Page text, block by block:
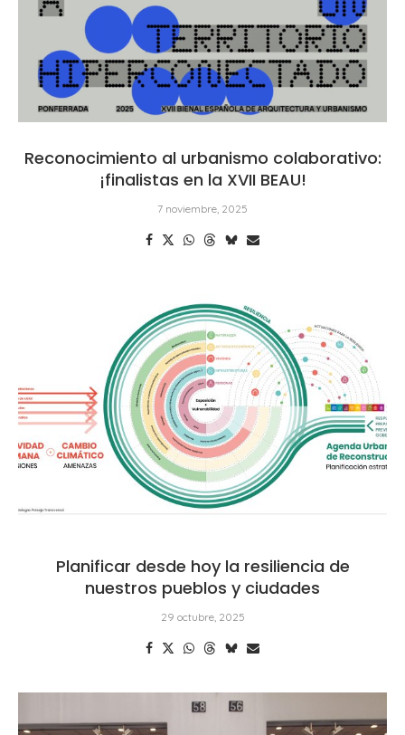
Reconocimiento al urbanismo colaborativo:
¡finalistas en la XVII BEAU!
7 noviembre, 2025
Planificar desde hoy la resiliencia de
nuestros pueblos y ciudades
29 octubre, 2025